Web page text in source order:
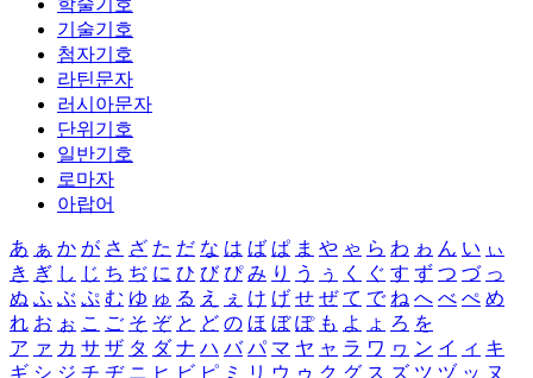
학술기호
기술기호
첨자기호
라틴문자
러시아문자
단위기호
일반기호
로마자
아랍어
あ ぁ か が さ ざ た だ な は ば ぱ ま や ゃ ら わ ゎ ん い ぃ
き ぎ し じ ち ぢ に ひ び ぴ み り う ぅ く ぐ す ず つ づ っ
ぬ ふ ぶ ぷ む ゆ ゅ る え ぇ け げ せ ぜ て で ね へ べ ぺ め
れ お ぉ こ ご そ ぞ と ど の ほ ぼ ぽ も よ ょ ろ を
ア ァ カ サ ザ タ ダ ナ ハ バ パ マ ヤ ャ ラ ワ ヮ ン イ ィ キ
ギ シ ジ チ ヂ ニ ヒ ビ ピ ミ リ ウ ゥ ク グ ス ズ ツ ヅ ッ ヌ